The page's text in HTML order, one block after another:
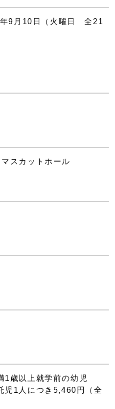
9月10日（火曜日 全21
スカットホール
1歳以上就学前の幼児
つき5,460円（全